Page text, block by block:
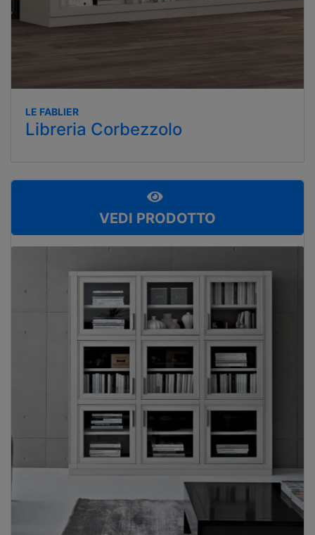
LE FABLIER
Libreria Corbezzolo
VEDI PRODOTTO